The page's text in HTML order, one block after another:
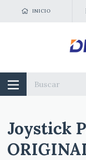
INICIO
Joystick